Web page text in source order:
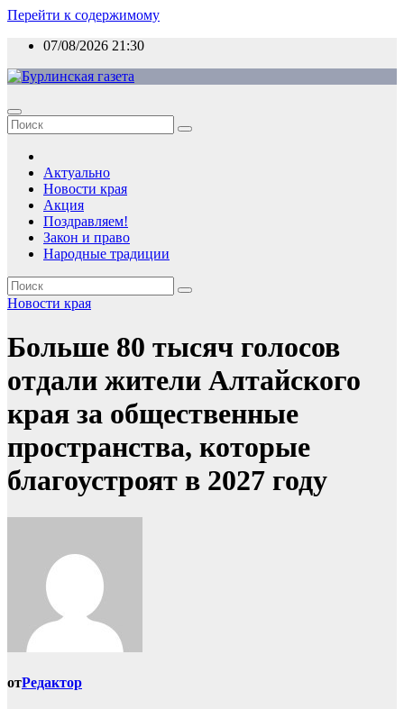
Перейти к содержимому
07/08/2026 21:30
Актуально
Новости края
Акция
Поздравляем!
Закон и право
Народные традиции
Новости края
Больше 80 тысяч голосов
отдали жители Алтайского
края за общественные
пространства, которые
благоустроят в 2027 году
отРедактор